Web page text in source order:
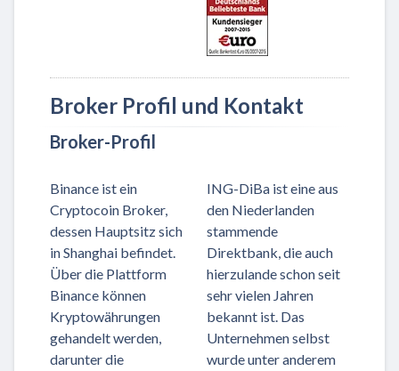
Broker Profil und Kontakt
Broker-Profil
Binance ist ein
Cryptocoin Broker,
dessen Hauptsitz sich
in Shanghai befindet.
Über die Plattform
Binance können
Kryptowährungen
gehandelt werden,
darunter die
ING-DiBa ist eine aus
den Niederlanden
stammende
Direktbank, die auch
hierzulande schon seit
sehr vielen Jahren
bekannt ist. Das
Unternehmen selbst
wurde unter anderem